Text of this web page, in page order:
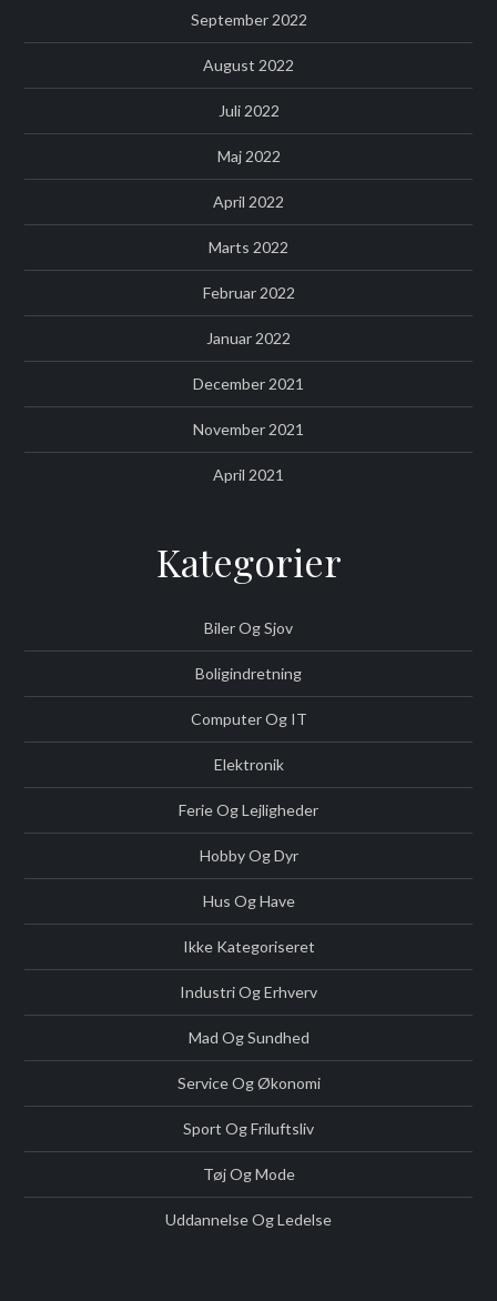
September 2022
August 2022
Juli 2022
Maj 2022
April 2022
Marts 2022
Februar 2022
Januar 2022
December 2021
November 2021
April 2021
Kategorier
Biler Og Sjov
Boligindretning
Computer Og IT
Elektronik
Ferie Og Lejligheder
Hobby Og Dyr
Hus Og Have
Ikke Kategoriseret
Industri Og Erhverv
Mad Og Sundhed
Service Og Økonomi
Sport Og Friluftsliv
Tøj Og Mode
Uddannelse Og Ledelse